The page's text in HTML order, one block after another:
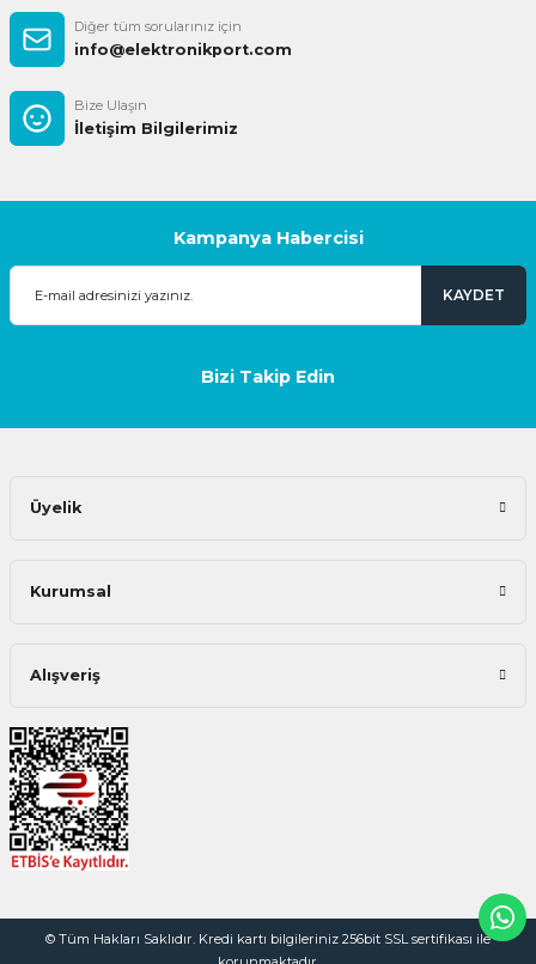
Diğer tüm sorularınız için
info@elektronikport.com
Bize Ulaşın
İletişim Bilgilerimiz
Kampanya Habercisi
KAYDET
Bizi Takip Edin
Üyelik
Kurumsal
Alışveriş
© Tüm Hakları Saklıdır. Kredi kartı bilgileriniz 256bit SSL sertifikası ile